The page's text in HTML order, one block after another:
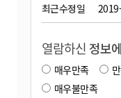
최근수정일
열람하신 정보
매우만족
매우불만족